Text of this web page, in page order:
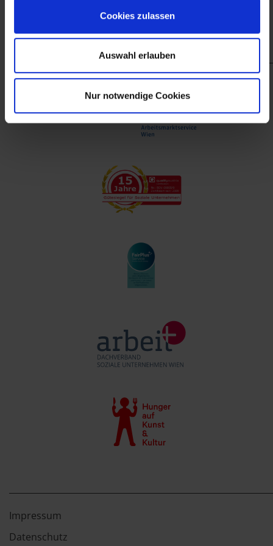
Cookies zulassen
Auswahl erlauben
Nur notwendige Cookies
finanzieller Unterstützung des Arbeitsmarktservice
Wien.
Impressum
Datenschutz